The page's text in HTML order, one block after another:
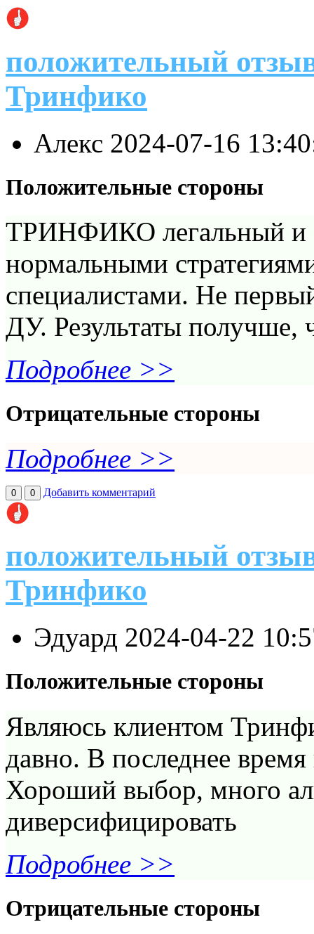
положительный
Тринфико
Алекс 2024-07-16
Положительные стороны
ТРИНФИКО легальный и
нормальными
специалистами. Не
ДУ. Результаты получше,
Подробнее >>
Отрицательные стороны
Подробнее >>
0 0 Добавить комментарий
положительный
Тринфико
Эдуард 2024-04-22
Положительные стороны
Являюсь клиентом
давно. В последнее
Хороший выбор, много
диверсифицировать
Подробнее >>
Отрицательные стороны